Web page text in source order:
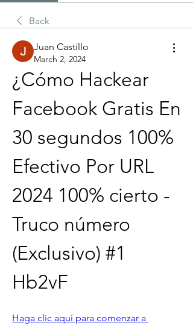
Back
Juan Castillo
March 2, 2024
¿Cómo Hackear
Facebook Gratis En
30 segundos 100%
Efectivo Por URL
2024 100% cierto -
Truco número
(Exclusivo) #1
Hb2vF
Haga clic aquí para comenzar a